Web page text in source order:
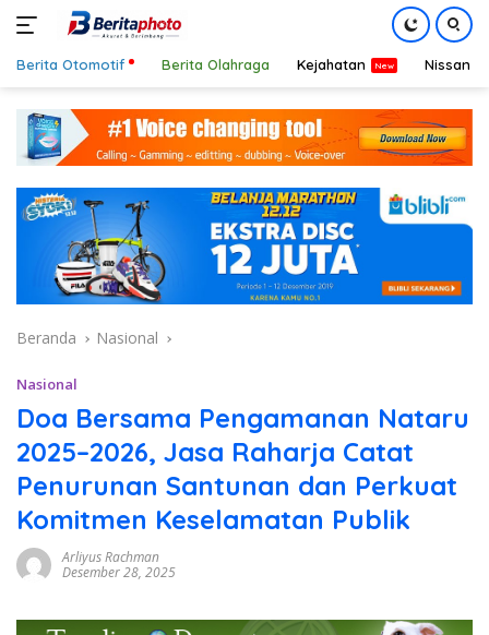
konten
Berita Otomotif Berita Olahraga Kejahatan Nissan
Beranda Nasional
Nasional
Doa Bersama Pengamanan Nataru
2025–2026, Jasa Raharja Catat
Penurunan Santunan dan Perkuat
Komitmen Keselamatan Publik
Arliyus Rachman
Desember 28, 2025